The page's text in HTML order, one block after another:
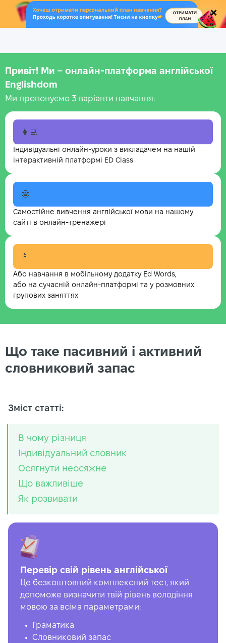
.
Привіт! Ми – онлайн-платформа англійської
Englishdom
Ми пропонуємо 3 варіанти навчання:
👩‍💻
Індивідуальні онлайн-уроки з викладачем на нашій
інтерактивній платформі ED Class
🤓
Самостійне вивчення англійської мови на нашому
сайті в онлайн-тренажері
📱
Або навчання в мобільному додатку Ed Words,
або на сучасній онлайн-платформі та у розмовних
групових заняттях
Що таке пасивний і активний
словниковий запас
Зміст статті:
В чому різниця
Індивідуальний словник
Осягнути неосяжне
Що важливіше
Як розвивати
Перевір свій рівень англійської
Це безкоштовний комплексний тест, який
допоможе визначити твій рівень володіння
мовою за всіма параметрами:
Граматика
Словниковий запас